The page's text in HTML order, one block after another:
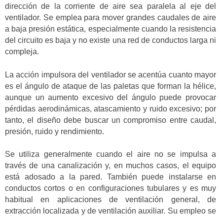
dirección de la corriente de aire sea paralela al eje del
ventilador. Se emplea para mover grandes caudales de aire
a baja presión estática, especialmente cuando la resistencia
del circuito es baja y no existe una red de conductos larga ni
compleja.
La acción impulsora del ventilador se acentúa cuanto mayor
es el ángulo de ataque de las paletas que forman la hélice,
aunque un aumento excesivo del ángulo puede provocar
pérdidas aerodinámicas, atascamiento y ruido excesivo; por
tanto, el diseño debe buscar un compromiso entre caudal,
presión, ruido y rendimiento.
Se utiliza generalmente cuando el aire no se impulsa a
través de una canalización y, en muchos casos, el equipo
está adosado a la pared. También puede instalarse en
conductos cortos o en configuraciones tubulares y es muy
habitual en aplicaciones de ventilación general, de
extracción localizada y de ventilación auxiliar. Su empleo se